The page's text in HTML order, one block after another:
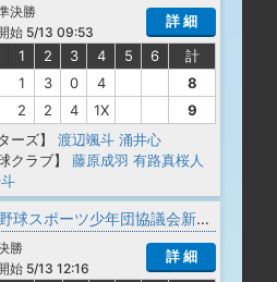
決勝
始 5/13 09:53
詳 細
1 2 3 4 5 6
計
1 3 0 4
8
2 2 4 1X
9
ーズ】
渡辺颯斗 涌井心
クラブ】
藤原成羽 有路真桜人
2023年山形県野球スポーツ少年団協議会新庄最上支部春季交流大会
勝
始 5/13 12:16
詳 細